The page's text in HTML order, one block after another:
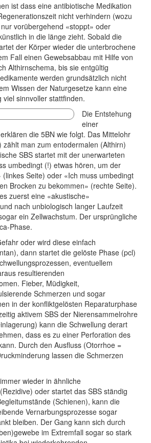
ist dass eine antibiotische Medikation
nicht verhindern (wozu
vorübergehend «stoppt» oder
in die länge zieht. Sobald die
der Körper wieder die unterbrochene
Fall einen Gewebsabbau mit Hilfe von
Althirnschema, bis sie entgültig
werden grundsätzlich nicht
Wissen der Naturgesetze kann eine
viel sinnvoller stattfinden.
Die Entstehung
einer
die 5BN wie folgt. Das Mittelohr
zählt man zum entodermalen (Althirn)
SBS startet mit der unerwarteten
umbedingt (!) etwas hören, um der
Seite) oder «Ich muss umbedingt
Brocken zu bekommen» (rechte Seite).
zuerst eine «akustische»
nach unbiologisch langer Laufzeit
ein Zellwachstum. Der ursprüngliche
Phase.
oder wird diese einfach
dann startet die gelöste Phase (pcl)
eventuellem
resultierenden
Fieber, Müdigkeit,
Schmerzen und sogar
in der konfliktgelösten Reparaturphase
aktivem SBS der Nierensammelrohre
kann die Schwellung derart
dass es zu einer Perforation des
Durch den Ausfluss (Otorrhoe =
lassen die Schmerzen
wieder in ähnliche
oder startet das SBS ständig
(Schienen), kann die
Vernarbungsprozesse sogar
bleiben. Der Gang kann sich durch
im Extremfall sogar so stark